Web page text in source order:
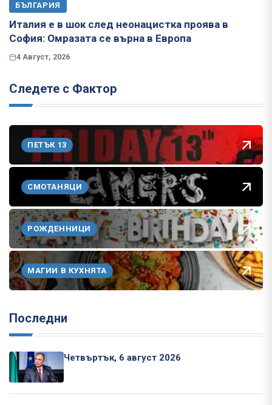
БЪЛГАРИЯ
Италия е в шок след неонацистка проява в
София: Омразата се върна в Европа
4 Август, 2026
Следете с Фактор
ПЕТЪК 13
СМОТАНЯЦИ
РОЖДЕННИЦИ
МАГИИ В КУХНЯТА
Последни
Четвъртък, 6 август 2026